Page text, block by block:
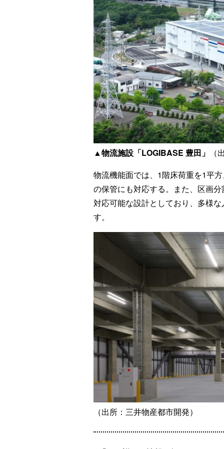
▲物流施設「LOGIBASE 豊田」
物流機能面では、1階床荷重を1平
の保管にも対応する。また、区画
対応可能な設計としており、多様
す。
（出所：三井物産都市開発）